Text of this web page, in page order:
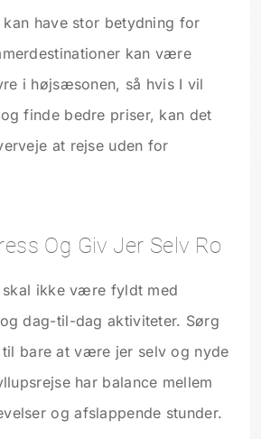
kan have stor betydning for
kan være
i højsæsonen, så hvis I vil
finde bedre priser, kan det
at rejse uden for
Og Giv Jer Selv Ro
ikke være fyldt med
dag-til-dag aktiviteter. Sørg
bare at være jer selv og nyde
har balance mellem
og afslappende stunder.